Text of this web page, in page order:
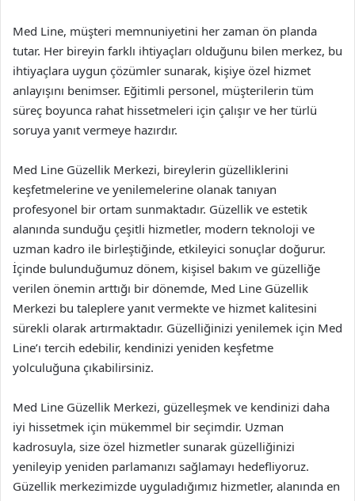
Med Line, müşteri memnuniyetini her zaman ön planda
tutar. Her bireyin farklı ihtiyaçları olduğunu bilen merkez, bu
ihtiyaçlara uygun çözümler sunarak, kişiye özel hizmet
anlayışını benimser. Eğitimli personel, müşterilerin tüm
süreç boyunca rahat hissetmeleri için çalışır ve her türlü
soruya yanıt vermeye hazırdır.
Med Line Güzellik Merkezi, bireylerin güzelliklerini
keşfetmelerine ve yenilemelerine olanak tanıyan
profesyonel bir ortam sunmaktadır. Güzellik ve estetik
alanında sunduğu çeşitli hizmetler, modern teknoloji ve
uzman kadro ile birleştiğinde, etkileyici sonuçlar doğurur.
İçinde bulunduğumuz dönem, kişisel bakım ve güzelliğe
verilen önemin arttığı bir dönemde, Med Line Güzellik
Merkezi bu taleplere yanıt vermekte ve hizmet kalitesini
sürekli olarak artırmaktadır. Güzelliğinizi yenilemek için Med
Line’ı tercih edebilir, kendinizi yeniden keşfetme
yolculuğuna çıkabilirsiniz.
Med Line Güzellik Merkezi, güzelleşmek ve kendinizi daha
iyi hissetmek için mükemmel bir seçimdir. Uzman
kadrosuyla, size özel hizmetler sunarak güzelliğinizi
yenileyip yeniden parlamanızı sağlamayı hedefliyoruz.
Güzellik merkezimizde uyguladığımız hizmetler, alanında en